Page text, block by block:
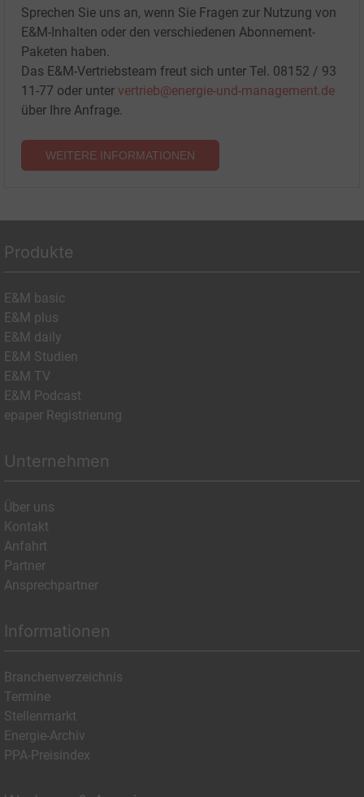
Sprechen Sie uns an, wenn Sie Fragen zur Nutzung von
E&M-Inhalten oder den verschiedenen Abonnement-
Paketen haben.
Das E&M-Vertriebsteam freut sich unter Tel. 08152 / 93
11-77 oder unter vertrieb@energie-und-management.de
über Ihre Anfrage.
WEITERE INFORMATIONEN
Produkte
E&M basic
E&M plus
E&M daily
E&M Studien
E&M TV
E&M Podcast
epaper Registrierung
Unternehmen
Über uns
Kontakt
Anfahrt
Partner
Ansprechpartner
Informationen
Branchenverzeichnis
Termine
Stellenmarkt
Energie-Archiv
PPA-Preisindex